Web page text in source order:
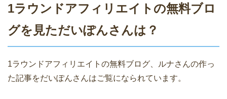
1ラウンドアフィリエイトの無料ブロ
グを見ただいぽんさんは？
1ラウンドアフィリエイトの無料ブログ、ルナさんの作っ
た記事をだいぽんさんはご覧になられています。